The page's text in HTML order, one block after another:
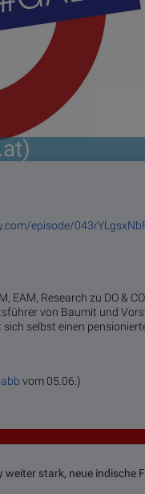
episode/
EAM, Research zu DO & CO
von Baumit und
selbst einen
vom 05.06.)
stark, neue indische